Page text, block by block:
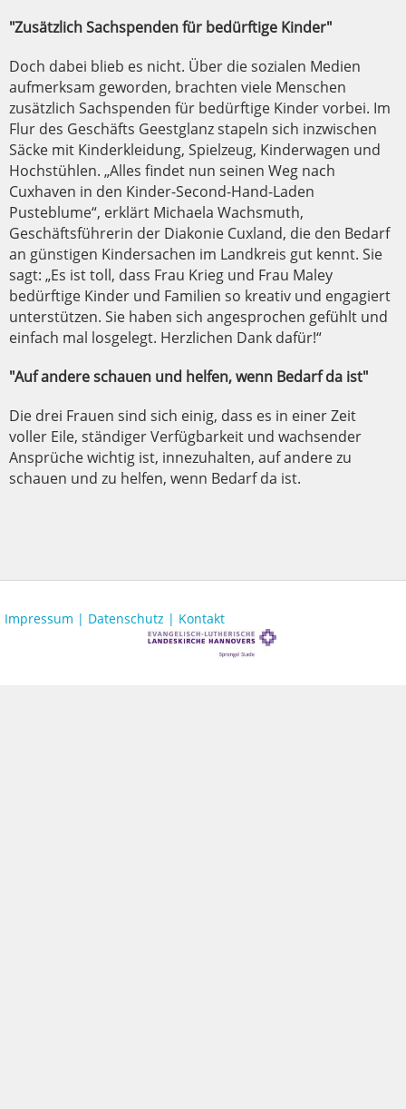
"Zusätzlich Sachspenden für bedürftige Kinder"
Doch dabei blieb es nicht. Über die sozialen Medien
aufmerksam geworden, brachten viele Menschen
zusätzlich Sachspenden für bedürftige Kinder vorbei. Im
Flur des Geschäfts Geestglanz stapeln sich inzwischen
Säcke mit Kinderkleidung, Spielzeug, Kinderwagen und
Hochstühlen. „Alles findet nun seinen Weg nach
Cuxhaven in den Kinder-Second-Hand-Laden
Pusteblume“, erklärt Michaela Wachsmuth,
Geschäftsführerin der Diakonie Cuxland, die den Bedarf
an günstigen Kindersachen im Landkreis gut kennt. Sie
sagt: „Es ist toll, dass Frau Krieg und Frau Maley
bedürftige Kinder und Familien so kreativ und engagiert
unterstützen. Sie haben sich angesprochen gefühlt und
einfach mal losgelegt. Herzlichen Dank dafür!“
"Auf andere schauen und helfen, wenn Bedarf da ist"
Die drei Frauen sind sich einig, dass es in einer Zeit
voller Eile, ständiger Verfügbarkeit und wachsender
Ansprüche wichtig ist, innezuhalten, auf andere zu
schauen und zu helfen, wenn Bedarf da ist.
Impressum | Datenschutz | Kontakt